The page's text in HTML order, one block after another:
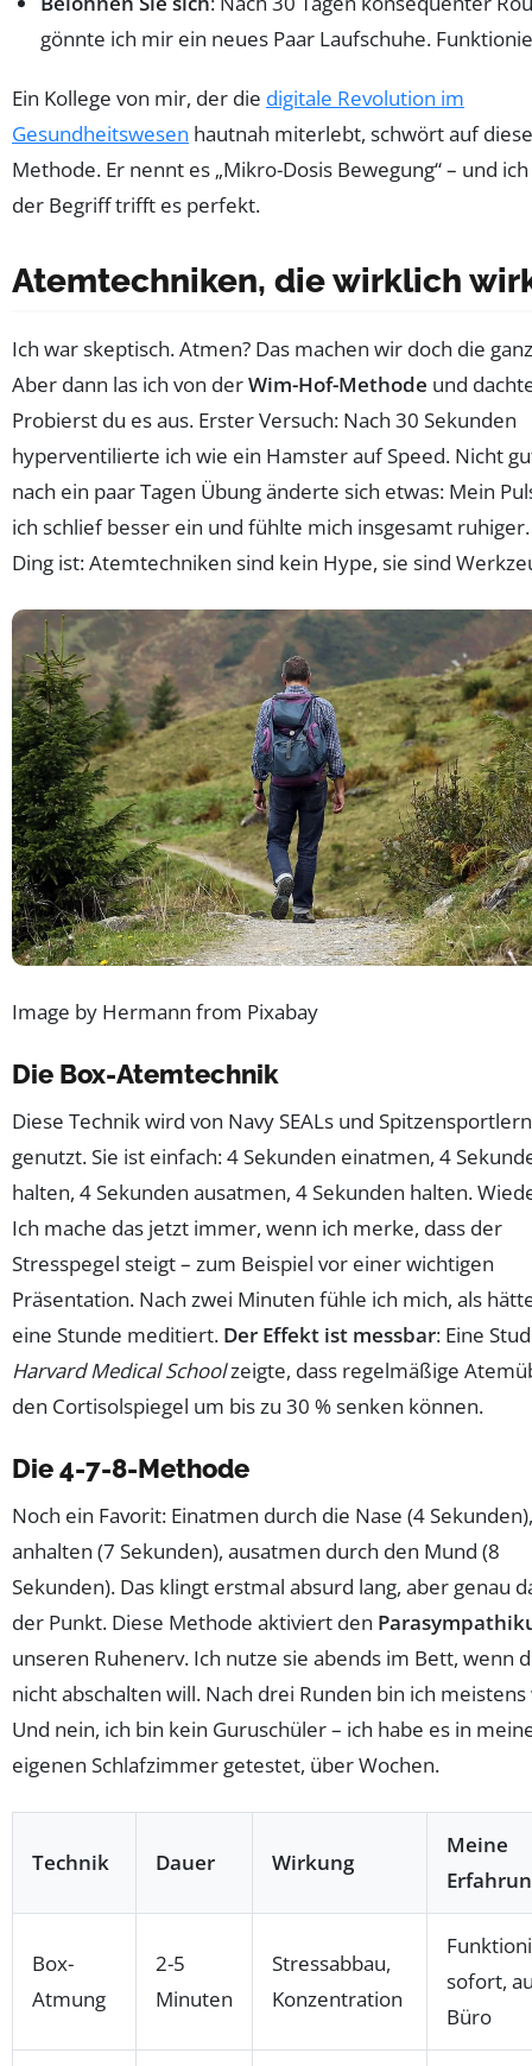
gönnte ich mir ein neues Paar Laufschuhe.
Ein Kollege von mir, der die digitale Revolution im
Gesundheitswesen hautnah miterlebt, schwört auf diese
Methode. Er nennt es „Mikro-Dosis Bewegung“ – und
der Begriff trifft es perfekt.
Atemtechniken, die wirklich
Ich war skeptisch. Atmen? Das machen wir doch die
Aber dann las ich von derWim-Hof-Methode und
Probierst du es aus. Erster Versuch: Nach 30 Sekunden
hyperventilierte ich wie ein Hamster auf Speed. Nicht
nach ein paar Tagen Übung änderte sich etwas: Mein
ich schlief besser ein und fühlte mich insgesamt ruhiger.
Ding ist: Atemtechniken sind kein Hype, sie sind
Image by Hermann from Pixabay
Die Box-Atemtechnik
Diese Technik wird von Navy SEALs und Spitzensportlern
genutzt. Sie ist einfach: 4 Sekunden einatmen, 4
halten, 4 Sekunden ausatmen, 4 Sekunden halten.
Ich mache das jetzt immer, wenn ich merke, dass der
Stresspegel steigt – zum Beispiel vor einer wichtigen
Präsentation. Nach zwei Minuten fühle ich mich, als
eine Stunde meditiert. Der Effekt ist messbar: Eine
Harvard Medical Schoolzeigte, dass regelmäßige
den Cortisolspiegel um bis zu 30 % senken können.
Die 4-7-8-Methode
Noch ein Favorit: Einatmen durch die Nase (4
anhalten (7 Sekunden), ausatmen durch den Mund (8
Sekunden). Das klingt erstmal absurd lang, aber genau
der Punkt. Diese Methode aktiviert den
unseren Ruhenerv. Ich nutze sie abends im Bett, wenn
nicht abschalten will. Nach drei Runden bin ich meistens
Und nein, ich bin kein Guruschüler – ich habe es in
eigenen Schlafzimmer getestet, über Wochen.
Technik Dauer Wirkung
Meine
Box-
Atmung
2-5
Minuten
Stressabbau,
Konzentration
sofort,
Büro